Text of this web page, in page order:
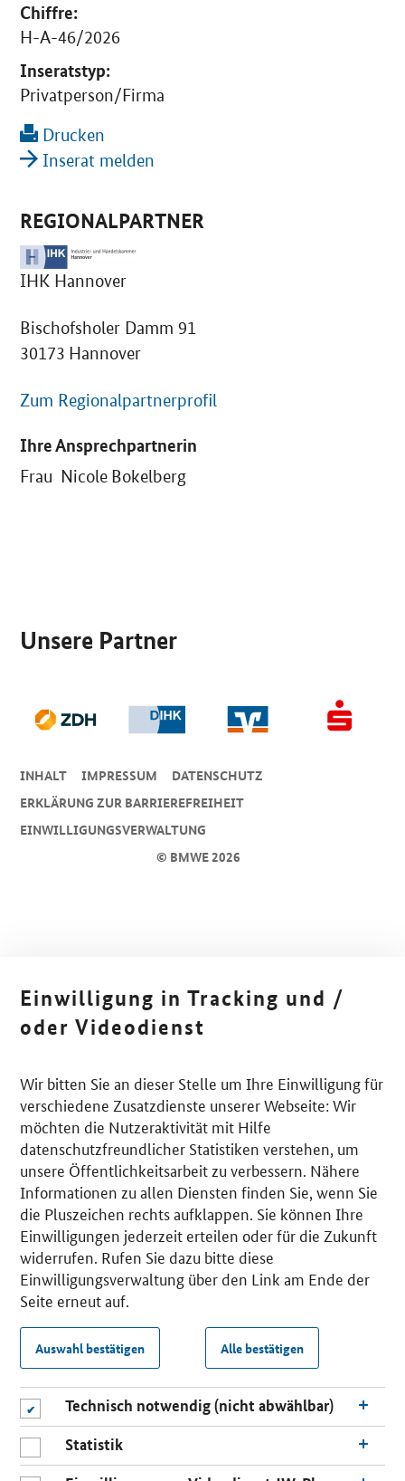
Chiffre:
H-A-46/2026
Inseratstyp:
Privatperson/Firma
Drucken
Inserat melden
REGIONALPARTNER
IHK Hannover
Bischofsholer Damm 91
30173 Hannover
Zum Regionalpartnerprofil
Ihre Ansprechpartnerin
Frau Nicole Bokelberg
Unsere Partner
© BMWE 2026
INHALT IMPRESSUM
DA­TEN­SCHUTZ
ERKLÄRUNG ZUR BARRIEREFREIHEIT
EINWILLIGUNGSVERWALTUNG
Einwilligung in Tracking und /
oder Videodienst
Wir bitten Sie an dieser Stelle um Ihre Einwilligung für
verschiedene Zusatzdienste unserer Webseite: Wir
möchten die Nutzeraktivität mit Hilfe
datenschutzfreundlicher Statistiken verstehen, um
unsere Öffentlichkeitsarbeit zu verbessern. Nähere
Informationen zu allen Diensten finden Sie, wenn Sie
die Pluszeichen rechts aufklappen. Sie können Ihre
Einwilligungen jederzeit erteilen oder für die Zukunft
widerrufen. Rufen Sie dazu bitte diese
Einwilligungsverwaltung über den Link am Ende der
Seite erneut auf.
Auswahl bestätigen Alle bestätigen
Technisch notwendig (nicht abwählbar)
Statistik